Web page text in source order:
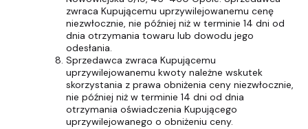
zwraca Kupującemu uprzywilejowanemu cenę
niezwłocznie, nie później niż w terminie 14 dni od
dnia otrzymania towaru lub dowodu jego
odesłania.
Sprzedawca zwraca Kupującemu
uprzywilejowanemu kwoty należne wskutek
skorzystania z prawa obniżenia ceny niezwłocznie,
nie później niż w terminie 14 dni od dnia
otrzymania oświadczenia Kupującego
uprzywilejowanego o obniżeniu ceny.